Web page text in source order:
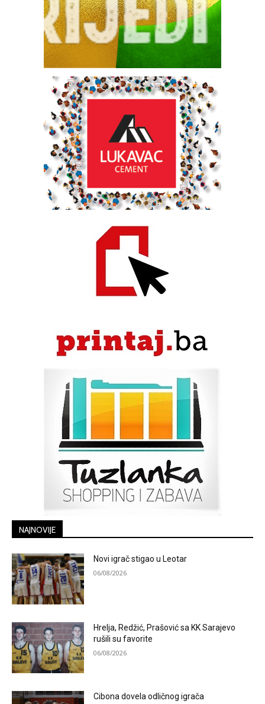
NAJNOVIJE
Novi igrač stigao u Leotar
06/08/2026
Hrelja, Redžić, Prašović sa KK Sarajevo
rušili su favorite
06/08/2026
Cibona dovela odličnog igrača